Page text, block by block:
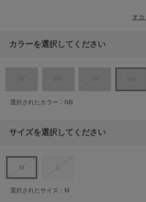
オ
カラーを選択してください
選択されたカラー：NB
サイズを選択してください
M L
選択されたサイズ：M